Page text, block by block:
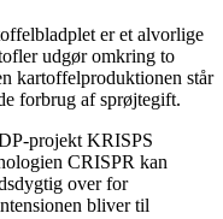
er et alvorlige
udgør omkring to
kartoffelproduktionen står
forbrug af sprøjtegift.
projekt KRISPS
CRISPR kan
over for
bliver til